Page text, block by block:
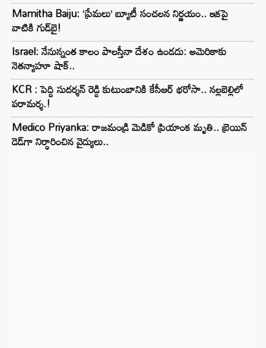
Mamitha Baiju: ‘ప్రేమలు’ బ్యూటీ సంచలన నిర్ణయం.. ఇకపై
వాటికి గుడ్‌బై!
Israel: నేనున్నంత కాలం పాలస్తీనా దేశం ఉండదు: అమెరికాకు
నెతన్యాహూ షాక్..
KCR : పెద్ది సుదర్శన్ రెడ్డి కుటుంబానికి కేసీఆర్ భరోసా.. నల్లబెల్లిలో
పరామర్శ.!
Medico Priyanka: రాజమండ్రి మెడికో ప్రియాంక మృతి.. బ్రెయిన్
డెడ్‌గా నిర్ధారించిన వైద్యులు..